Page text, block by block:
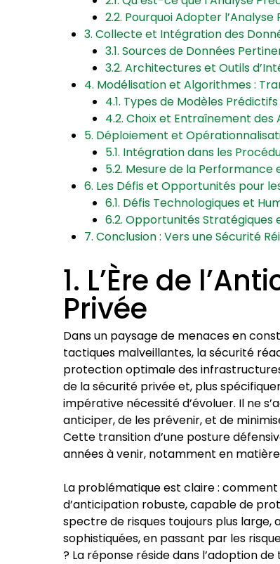
2.2. Pourquoi Adopter
3. Collecte et Intégration des
3.1. Sources de Données
3.2. Architectures et Outils
4. Modélisation et Algorithmes :
4.1. Types de Modèles
4.2. Choix et Entraînement des
5. Déploiement et
5.1. Intégration dans les
5.2. Mesure de la
6. Les Défis et Opportunités pour
6.1. Défis Technologiques et
6.2. Opportunités Stratégiques
7. Conclusion : Vers une Sécurité
1. L’Ère de
Privée
Dans un paysage de menaces en
tactiques malveillantes, la sécurité
protection optimale des
de la sécurité privée et, plus
impérative nécessité d’évoluer. Il ne
anticiper, de les prévenir, et de
Cette transition d’une posture
années à venir, notamment en
La problématique est claire :
d’anticipation robuste, capable de
spectre de risques toujours plus
sophistiquées, en passant par les
? La réponse réside dans l’adoption